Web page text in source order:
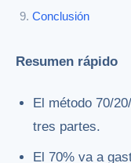
Conclusión
Resumen rápido
El método 70/
tres partes.
El 70% va a